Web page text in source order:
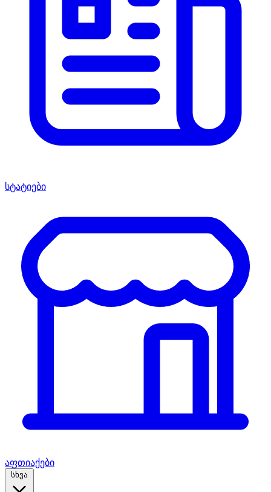
სტატიები
აფთიაქები
სხვა